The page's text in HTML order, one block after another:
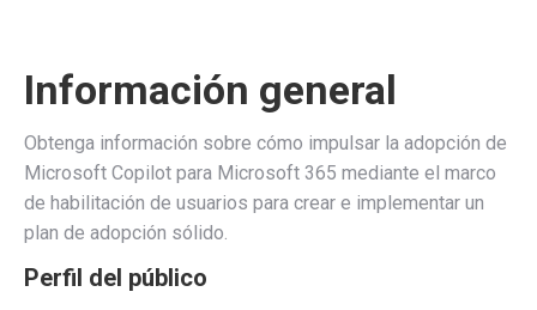
Información general
Obtenga información sobre cómo impulsar la adopción de
Microsoft Copilot para Microsoft 365 mediante el marco
de habilitación de usuarios para crear e implementar un
plan de adopción sólido.
Perfil del público